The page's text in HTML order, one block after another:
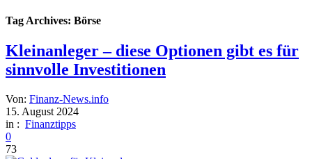
Tag Archives: Börse
Kleinanleger – diese Optionen gibt es für
sinnvolle Investitionen
Von: Finanz-News.info
15. August 2024
in : Finanztipps
0
73